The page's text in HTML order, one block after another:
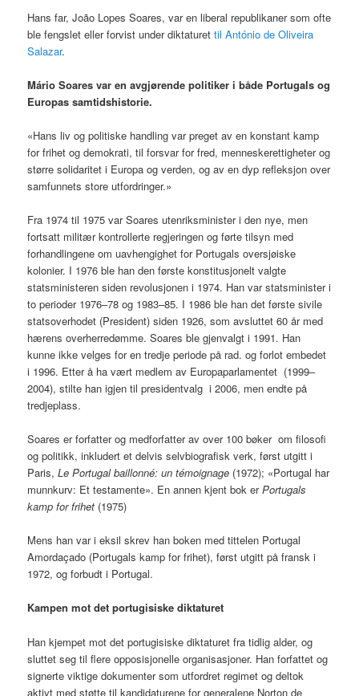
Hans far, João Lopes Soares, var en liberal republikaner som ofte
ble fengslet eller forvist under diktaturettil António de Oliveira
Salazar.
Mário Soares var en avgjørende politiker i både Portugals og
Europas samtidshistorie.
«Hans liv og politiske handling var preget av en konstant kamp
for frihet og demokrati, til forsvar for fred, menneskerettigheter og
større solidaritet i Europa og verden, og av en dyp refleksjon over
samfunnets store utfordringer.»
Fra 1974 til 1975 var Soares utenriksminister i den nye, men
fortsatt militær kontrollerte regjeringen og førte tilsyn med
forhandlingene om uavhengighet for Portugals oversjøiske
kolonier. I 1976 ble han den første konstitusjonelt valgte
statsministeren siden revolusjonen i 1974. Han var statsminister i
to perioder 1976–78 og 1983–85. I 1986 ble han det første sivile
statsoverhodet (President) siden 1926, som avsluttet 60 år med
hærens overherredømme. Soares ble gjenvalgt i 1991. Han
kunne ikke velges for en tredje periode på rad. og forlot embedet
i 1996. Etter å ha vært medlem av Europaparlamentet (1999–
2004), stilte han igjen til presidentvalg i 2006, men endte på
tredjeplass.
Soares er forfatter og medforfatter av over 100 bøker om filosofi
og politikk, inkludert et delvis selvbiografisk verk, først utgitt i
Paris,Le Portugal baillonné: un témoignage (1972); «Portugal har
munnkurv: Et testamente». En annen kjent bok erPortugals
kamp for frihet (1975)
Mens han var i eksil skrev han boken med tittelen Portugal
Amordaçado (Portugals kamp for frihet), først utgitt på fransk i
1972, og forbudt i Portugal.
Kampen mot det portugisiske diktaturet
Han kjempet mot det portugisiske diktaturet fra tidlig alder, og
sluttet seg til flere opposisjonelle organisasjoner. Han forfattet og
signerte viktige dokumenter som utfordret regimet og deltok
aktivt med støtte til kandidaturene for generalene Norton de